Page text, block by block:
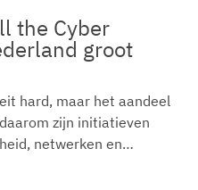
the Cyber
groot
hard, maar het aandeel
zijn initiatieven
netwerken en…